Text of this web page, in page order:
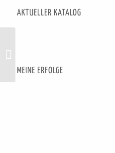
AKTUELLER KATALOG
MEINE ERFOLGE